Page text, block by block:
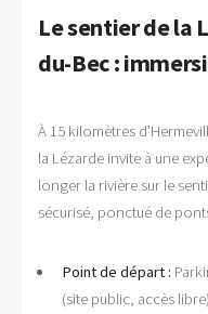
Le sentier de la
du-Bec :
À 15 kilomètres
la Lézarde invite à une
longer la rivière sur le
sécurisé, ponctué de
Point de départ :
(site public, accès